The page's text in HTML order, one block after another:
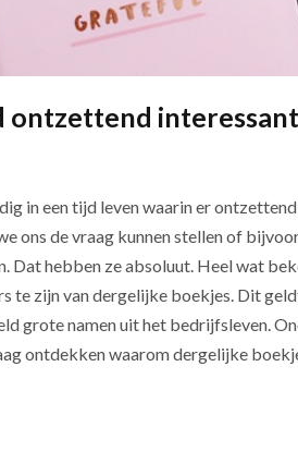
ontzettend interessant
in een tijd leven waarin er
ons de vraag kunnen stellen of
Dat hebben ze absoluut. Heel wat
te zijn van dergelijke boekjes. Dit
grote namen uit het bedrijfsleven.
ontdekken waarom dergelijke